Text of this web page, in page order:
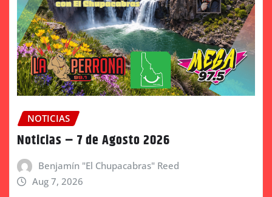
NOTICIAS
Noticias – 7 de Agosto 2026
Benjamín "El Chupacabras" Reed
Aug 7, 2026